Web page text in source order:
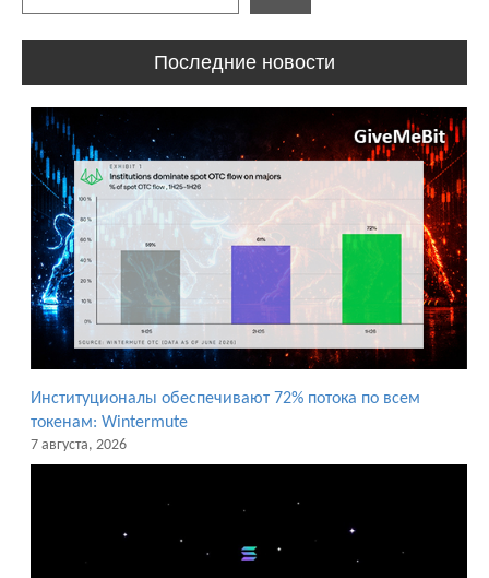
Последние новости
Институционалы обеспечивают 72% потока по всем
токенам: Wintermute
7 августа, 2026